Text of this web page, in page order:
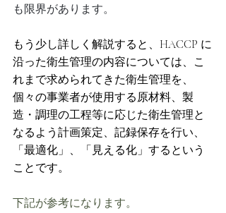
も限界があります。
もう少し詳しく解説すると、HACCP に
沿った衛生管理の内容については、こ
れまで求められてきた衛生管理を、
個々の事業者が使用する原材料、製
造・調理の工程等に応じた衛生管理と
なるよう計画策定、記録保存を行い、
「最適化」、「見える化」するという
ことです。
下記が参考になります。